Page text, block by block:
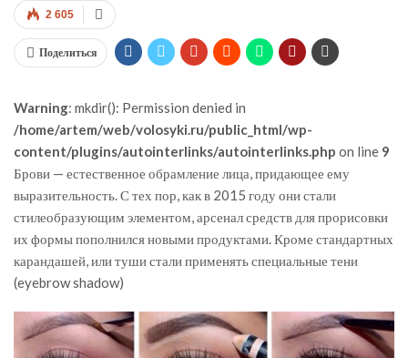
2 605
Поделиться
Warning: mkdir(): Permission denied in
/home/artem/web/volosyki.ru/public_html/wp-
content/plugins/autointerlinks/autointerlinks.php on line 9
Брови — естественное обрамление лица, придающее ему
выразительность. С тех пор, как в 2015 году они стали
стилеобразующим элементом, арсенал средств для прорисовки
их формы пополнился новыми продуктами. Кроме стандартных
карандашей, или туши стали применять специальные тени
(eyebrow shadow)